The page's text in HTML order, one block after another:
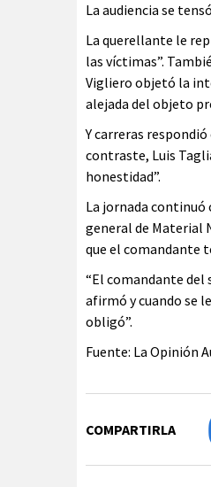
La audiencia se
La querellante le
las víctimas”.
Vigliero objetó la
alejada del objeto
Y carreras
contraste, Luis
honestidad”.
La jornada continuó
general de Material
que el comandante
“El comandante del
afirmó y cuando se
obligó”.
Fuente: La Opinión
COMPARTIRLA